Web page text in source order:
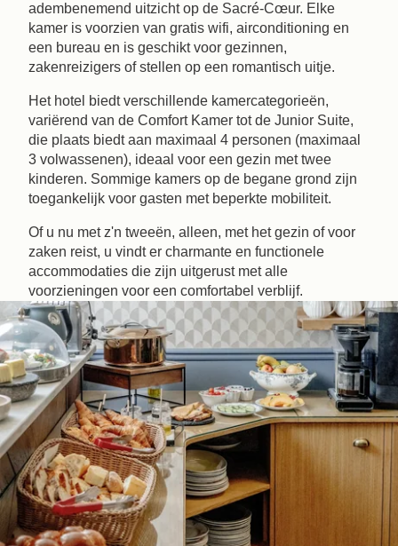
adembenemend uitzicht op de Sacré-Cœur. Elke
kamer is voorzien van gratis wifi, airconditioning en
een bureau en is geschikt voor gezinnen,
zakenreizigers of stellen op een romantisch uitje.
Het hotel biedt verschillende kamercategorieën,
variërend van de Comfort Kamer tot de Junior Suite,
die plaats biedt aan maximaal 4 personen (maximaal
3 volwassenen), ideaal voor een gezin met twee
kinderen. Sommige kamers op de begane grond zijn
toegankelijk voor gasten met beperkte mobiliteit.
Of u nu met z'n tweeën, alleen, met het gezin of voor
zaken reist, u vindt er charmante en functionele
accommodaties die zijn uitgerust met alle
voorzieningen voor een comfortabel verblijf.